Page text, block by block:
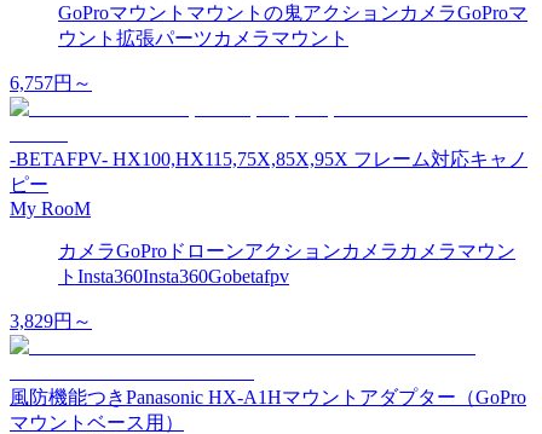
GoProマウント マウントの鬼アクションカメラGoProマ
ウント 拡張パーツカメラマウント
6,757円～
-BETAFPV- HX100,HX115,75X,85X,95X フレーム対応キャノ
ピー
My RooM
カメラGoPro ドローンアクションカメラ カメラマウン
ト Insta360Insta360Gobetafpv
3,829円～
風防機能つきPanasonic HX-A1Hマウントアダプター（GoPro
マウントベース用）